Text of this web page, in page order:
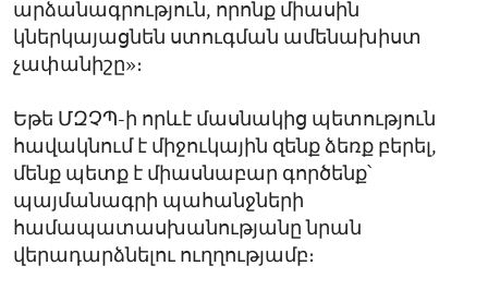
արձանագրություն, որոնք միասին
կներկայացնեն ստուգման ամենախիստ
չափանիշը»։
Եթե ՄԶՉՊ-ի որևէ մասնակից պետություն
հավակնում է միջուկային զենք ձեռք բերել,
մենք պետք է միասնաբար գործենք՝
պայմանագրի պահանջների
համապատասխանությանը նրան
վերադարձնելու ուղղությամբ։